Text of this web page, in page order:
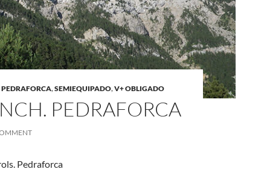
PEDRAFORCA,SEMIEQUIPADO,V+ OBLIGADO
PEDRAFORCA
Pedraforca